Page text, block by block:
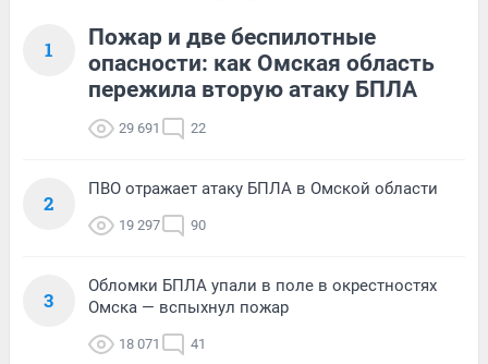
1
Пожар и две беспилотные
опасности: как Омская область
пережила вторую атаку БПЛА
29 691 22
2
ПВО отражает атаку БПЛА в Омской области
19 297 90
3
Обломки БПЛА упали в поле в окрестностях
Омска — вспыхнул пожар
18 071 41